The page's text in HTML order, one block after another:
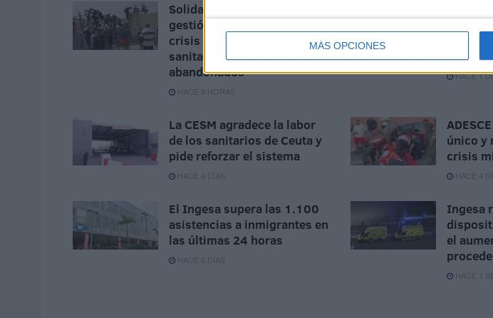
MÁS OPCIONES
Solidaridad carga contra la
gestión del Ingesa tras la
crisis en Ceuta: "Los
sanitarios han sido
abandonados"
HACE 9 HORAS
HACE 1
La CESM agradece la labor
de los sanitarios de Ceuta y
pide reforzar el sistema
HACE 4 DÍAS
único y
crisis
HACE 4
El Ingesa supera las 1.100
asistencias a inmigrantes en
las últimas 24 horas
HACE 6 DÍAS
Ingesa
el
HACE 1